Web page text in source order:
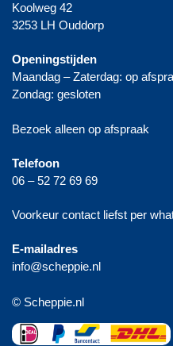
Koolweg 42
3253 LH Ouddorp
Openingstijden
Maandag – Zaterdag: op
Zondag: gesloten
Bezoek alleen op afspraak
Telefoon
06 – 52 72 69 69
Voorkeur contact liefst per
E-mailadres
info@scheppie.nl
© Scheppie.nl